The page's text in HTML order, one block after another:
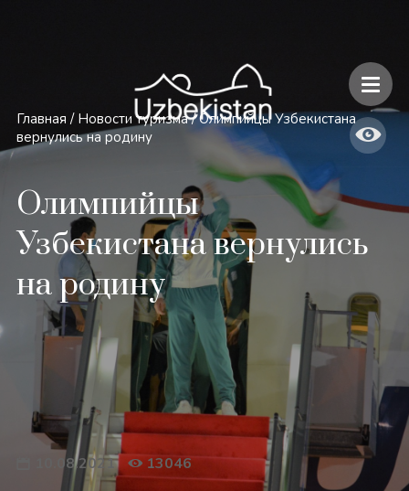
Главная / Новости туризма / Олимпийцы Узбекистана
вернулись на родину
Олимпийцы
Узбекистана вернулись
на родину
10.08.2021 13046